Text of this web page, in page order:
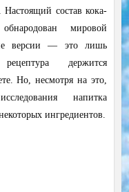
состав кока-
мировой
версии — это лишь
держится
Но, несмотря на это,
напитка
ингредиентов.